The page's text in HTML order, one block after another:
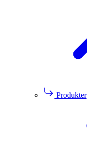
Produkter